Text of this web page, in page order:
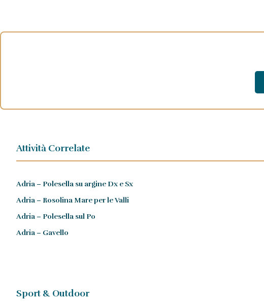
Attività Correlate
Adria – Polesella su argine Dx e Sx
Adria – Rosolina Mare per le Valli
Adria – Polesella sul Po
Adria – Gavello
Sport & Outdoor